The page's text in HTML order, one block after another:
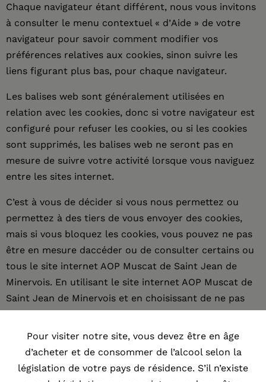
Chaque navigateur étant différent, nous vous invitons
à consulter le menu contextuel « d’Aide » de votre
navigateur pour savoir comment modifier vos
préférences relatives aux cookies, sinon suivre les
liens figurant plus bas, pour chaque navigateur.
Les balises web sont généralement utilisées en
relation avec les cookies, donc si votre navigateur est
configuré pour refuser les cookies, ou si les cookies
sont supprimés, les balises web ne seront pas en
mesure de suivre votre activité lorsque vous naviguez
entre les sites internet.
C’est à vous de décider si vous nous permettez ou
permettez à des tiers de vous envoyer des cookies,
mais si vous bloquez les cookies, vous pouvez ne pas
être en mesure daccéder ou de consulter certains ou
tous le site internet AOP Muscat de Saint Jean de
Minervois. En utilisant le site internet AOP Muscat de
Saint Jean de Minervois et en choisissant de ne pas
bloquer ou désactiver les cookies, balises web ou
autres technologies similaires quand vous avez la
possibilité de le faire, vous consentez à lutilisation des
informations personnelles en relation avec les
technologies telles que décrites dans les présentes
Pour visiter notre site, vous devez être en âge
d’acheter et de consommer de l’alcool selon la
législation de votre pays de résidence. S’il n’existe